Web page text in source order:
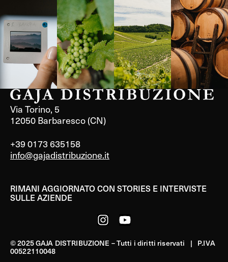
Langa, 1977 Borgogna,
Francia
Borgogna,
Francia
Instagram
Via Torino, 5
12050 Barbaresco (CN)
+39 0173 635158
info@gajadistribuzione.it
RIMANI AGGIORNATO CON STORIES E INTERVISTE
SULLE AZIENDE
© 2025 GAJA DISTRIBUZIONE – Tutti i diritti riservati | P.IVA
00522110048